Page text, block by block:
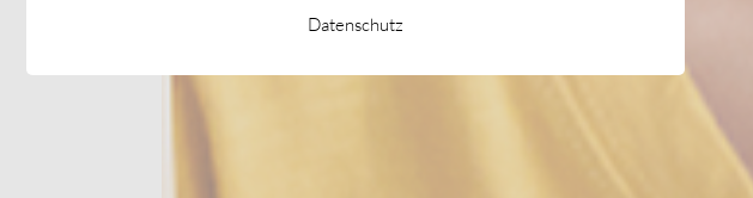
Datenschutz